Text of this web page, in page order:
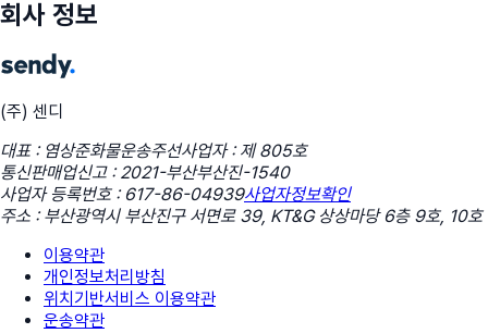
회사 정보
(주) 센디
대표 : 염상준화물운송주선사업자 : 제 805호
통신판매업신고 : 2021-부산부산진-1540
사업자 등록번호 : 617-86-04939사업자정보확인
주소 : 부산광역시 부산진구 서면로 39, KT&G 상상마당 6층 9호, 10호
이용약관
개인정보처리방침
위치기반서비스 이용약관
운송약관